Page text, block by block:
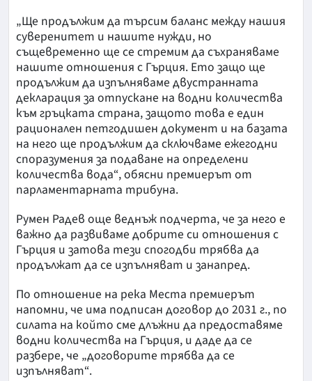
„Ще продължим да търсим баланс между нашия
суверенитет и нашите нужди, но
същевременно ще се стремим да съхраняваме
нашите отношения с Гърция. Ето защо ще
продължим да изпълняваме двустранната
декларация за отпускане на водни количества
към гръцката страна, защото това е един
рационален петгодишен документ и на базата
на него ще продължим да сключваме ежегодни
споразумения за подаване на определени
количества вода“, обясни премиерът от
парламентарната трибуна.
Румен Радев още веднъж подчерта, че за него е
важно да развиваме добрите си отношения с
Гърция и затова тези спогодби трябва да
продължат да се изпълняват и занапред.
По отношение на река Места премиерът
напомни, че има подписан договор до 2031 г., по
силата на който сме длъжни да предоставяме
водни количества на Гърция, и даде да се
разбере, че „договорите трябва да се
изпълняват“.